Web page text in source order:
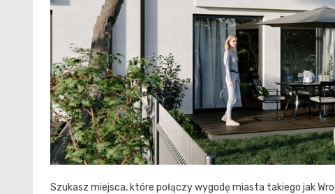
Szukasz miejsca, które połączy wygodę miasta takiego jak